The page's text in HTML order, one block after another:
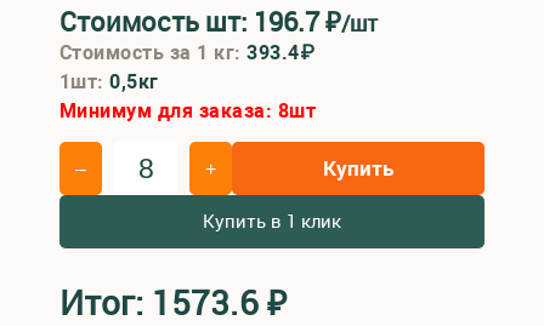
Стоимость шт: 196.7₽/шт
Стоимость за 1 кг:393.4₽
1шт:0,5кг
Минимум для заказа: 8шт
– + Купить
Купить в 1 клик
Итог: 1573.6₽